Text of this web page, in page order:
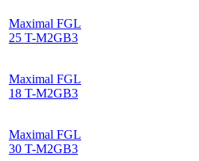
Maximal FGL
25 T-M2GB3
Maximal FGL
18 T-M2GB3
Maximal FGL
30 T-M2GB3